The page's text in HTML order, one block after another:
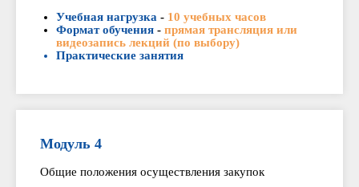
Учебная нагрузка - 10 учебных часов
Формат обучения - прямая трансляция или
видеозапись лекций (по выбору)
Практические занятия
Модуль 4
Общие положения осуществления закупок